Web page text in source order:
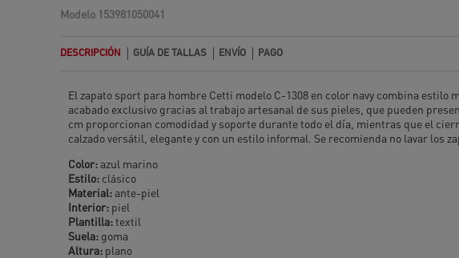
Modelo 153981050041
DESCRIPCIÓN GUÍA DE TALLAS ENVÍO PAGO
El zapato sport para hombre Cetti modelo C-1308 en color navy combina
acabado exclusivo gracias al trabajo artesanal de sus pieles, que pueden
cm proporcionan comodidad y soporte durante todo el día, mientras que el
calzado versátil, elegante y con un estilo informal. Se recomienda no lavar los
Color: azul marino
Estilo: clásico
Material: ante-piel
Interior: piel
Plantilla:textil
Suela: goma
Altura: plano